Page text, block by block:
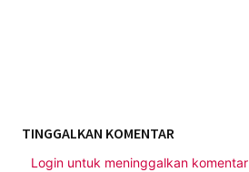
TINGGALKAN KOMENTAR
Login untuk meninggalkan komentar